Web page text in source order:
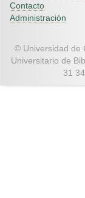
Contacto
Administración
© Universidad de
Universitario de
31